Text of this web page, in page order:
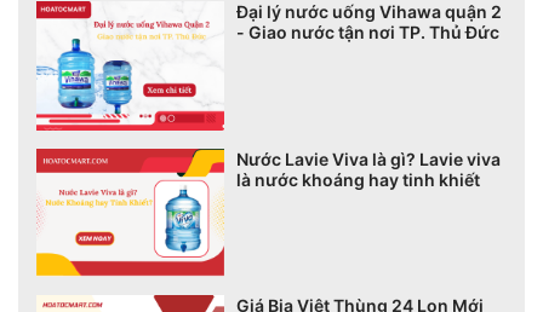
Đại lý nước uống Vihawa quận 2
- Giao nước tận nơi TP. Thủ Đức
Nước Lavie Viva là gì? Lavie viva
là nước khoáng hay tinh khiết
Giá Bia Việt Thùng 24 Lon Mới